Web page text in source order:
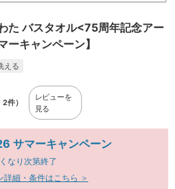
た バスタオル<75周年記念アー
キャンペーン】
える
件）
レビューを
見る
サマーキャンペーン
なり次第終了
詳細・条件はこちら ＞